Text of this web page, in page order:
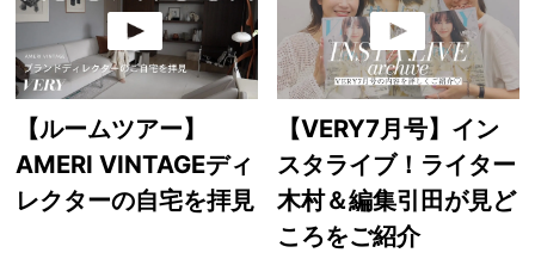
【ルームツアー】
AMERI VINTAGEディ
レクターの自宅を拝見
【VERY7月号】イン
スタライブ！ライター
木村＆編集引田が見ど
ころをご紹介